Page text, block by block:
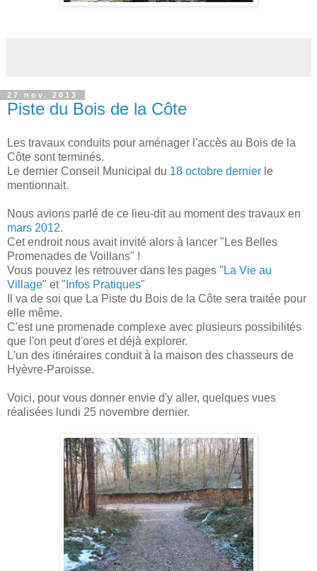
27 nov. 2013
Piste du Bois de la Côte
Les travaux conduits pour aménager l'accès au Bois de la
Côte sont terminés.
Le dernier Conseil Municipal du 18 octobre dernier le
mentionnait.
Nous avions parlé de ce lieu-dit au moment des travaux en
mars 2012.
Cet endroit nous avait invité alors à lancer "Les Belles
Promenades de Voillans" !
Vous pouvez les retrouver dans les pages "La Vie au
Village" et"Infos Pratiques"
Il va de soi que La Piste du Bois de la Côte sera traitée pour
elle même.
C'est une promenade complexe avec plusieurs possibilités
que l'on peut d'ores et déjà explorer.
L'un des itinéraires conduit à la maison des chasseurs de
Hyèvre-Paroisse.
Voici, pour vous donner envie d'y aller, quelques vues
réalisées lundi 25 novembre dernier.